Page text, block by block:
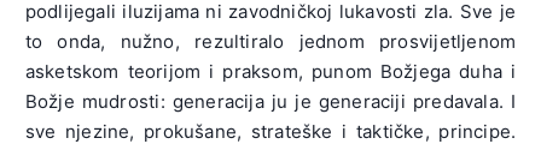
podlijegali iluzijama ni zavodničkoj lukavosti zla. Sve je
to onda, nužno, rezultiralo jednom prosvijetljenom
asketskom teorijom i praksom, punom Božjega duha i
Božje mudrosti: generacija ju je generaciji predavala. I
sve njezine, prokušane, strateške i taktičke, principe.